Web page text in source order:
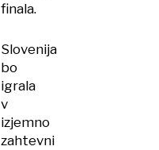
finala.
Slovenija
bo
igrala
v
izjemno
zahtevni